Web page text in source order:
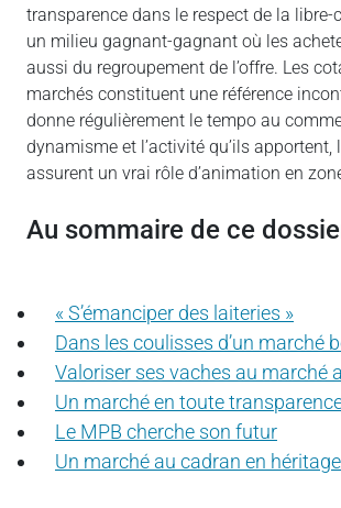
transparence dans le respect de la libre-
un milieu gagnant-gagnant où les
aussi du regroupement de l’offre. Les
marchés constituent une référence
donne régulièrement le tempo au
dynamisme et l’activité qu’ils apportent,
assurent un vrai rôle d’animation en
au sommaire de ce
« S’émanciper des laiteries »
Dans les coulisses d’un marché
Valoriser ses vaches au marché
Un marché en toute
Le MPB cherche son futur
Un marché au cadran en héritage